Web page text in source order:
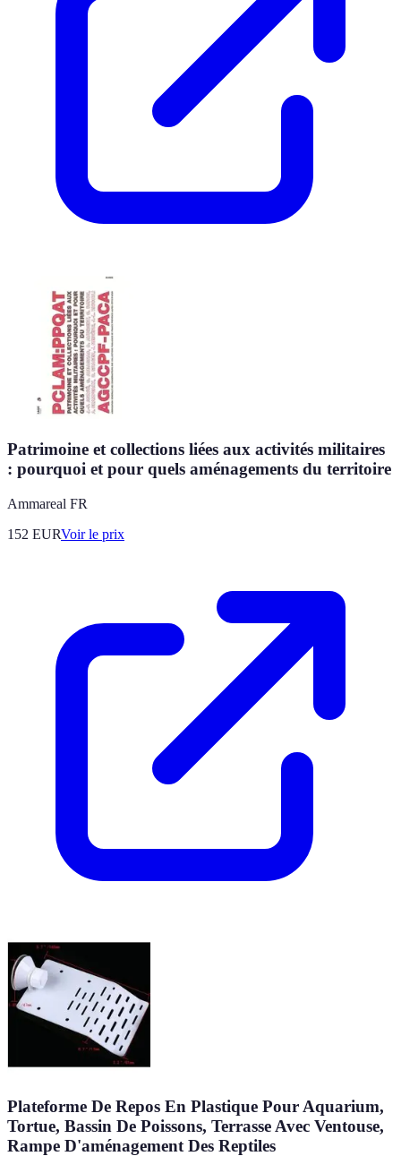
Patrimoine et collections liées aux activités militaires
: pourquoi et pour quels aménagements du territoire
Ammareal FR
152 EURVoir le prix
Plateforme De Repos En Plastique Pour Aquarium,
Tortue, Bassin De Poissons, Terrasse Avec Ventouse,
Rampe D'aménagement Des Reptiles